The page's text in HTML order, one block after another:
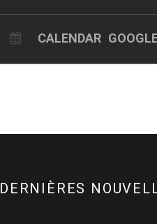
CALENDAR
DERNIÈRES